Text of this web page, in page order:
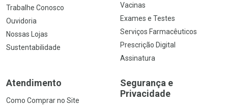
Trabalhe Conosco
Ouvidoria
Nossas Lojas
Sustentabilidade
Vacinas
Exames e Testes
Serviços Farmacêuticos
Prescrição Digital
Assinatura
Atendimento
Como Comprar no Site
Segurança e
Privacidade